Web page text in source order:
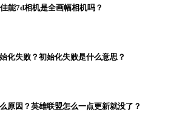
能7d相机是全画幅相机吗？
化失败？初始化失败是什么意思？
原因？英雄联盟怎么一点更新就没了？